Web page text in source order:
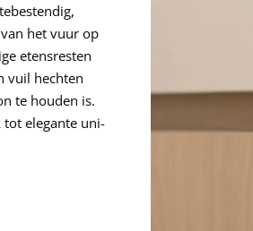
het vuur op
etensresten
vuil hechten
te houden is.
elegante uni-